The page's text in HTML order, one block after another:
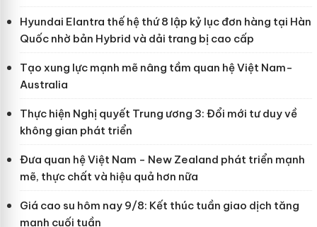
Hyundai Elantra thế hệ thứ 8 lập kỷ lục đơn hàng tại Hàn
Quốc nhờ bản Hybrid và dải trang bị cao cấp
Tạo xung lực mạnh mẽ nâng tầm quan hệ Việt Nam-
Australia
Thực hiện Nghị quyết Trung ương 3: Đổi mới tư duy về
không gian phát triển
Đưa quan hệ Việt Nam - New Zealand phát triển mạnh
mẽ, thực chất và hiệu quả hơn nữa
Giá cao su hôm nay 9/8: Kết thúc tuần giao dịch tăng
mạnh cuối tuần